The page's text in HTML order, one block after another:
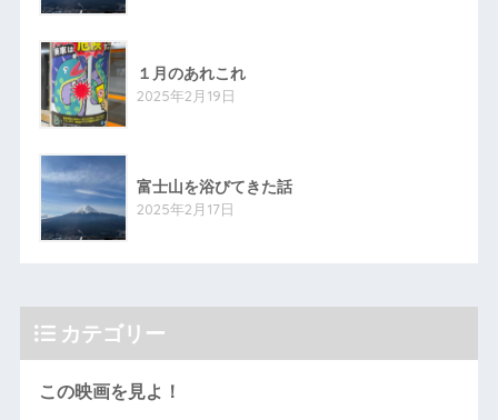
１月のあれこれ
2025年2月19日
富士山を浴びてきた話
2025年2月17日
カテゴリー
この映画を見よ！